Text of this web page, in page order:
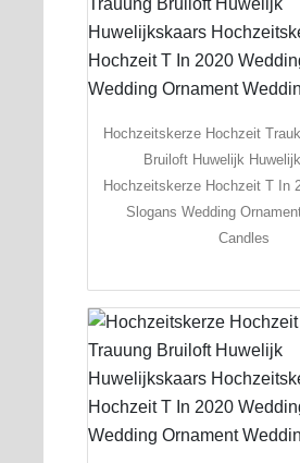
Hochzeitskerze Hochzeit
Bruiloft Huwelijk
Hochzeitskerze Hochzeit T In
Slogans Wedding
Candles